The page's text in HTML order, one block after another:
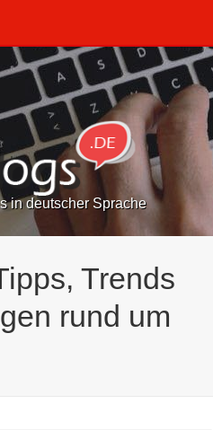
in deutscher Sprache
Trends
rund um